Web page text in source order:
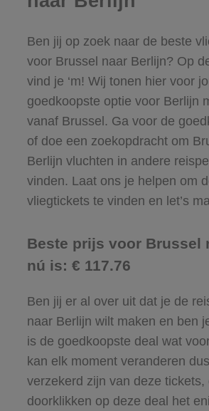
Ben jij op zoek naar de beste
voor Brussel naar Berlijn? Op
vind je ‘m! Wij tonen hier voor
goedkoopste optie voor Berlijn
vanaf Brussel. Ga voor de
of doe een zoekopdracht om
Berlijn vluchten in andere
vinden. Laat ons je helpen om
vliegtickets te vinden en let’s
Beste prijs voor Brussel
nú is: € 117.76
Ben jij er al over uit dat je de
naar Berlijn wilt maken en ben
is de goedkoopste deal wat
kan elk moment veranderen
verzekerd zijn van deze tickets,
doorklikken op deze deal het